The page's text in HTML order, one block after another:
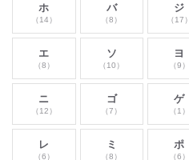
ホ
（14）
バ
（8）
ジ
（17）
エ
（8）
ソ
（10）
ヨ
（9）
ニ
（12）
ゴ
（7）
ゲ
（1）
レ
（6）
ミ
（8）
ポ
（6）